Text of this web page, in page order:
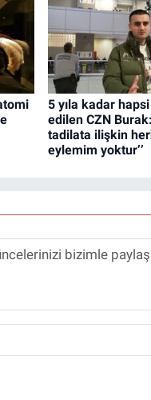
5 yıla kadar
edilen CZN
tadilata ilişkin
eylemim yoktur’’